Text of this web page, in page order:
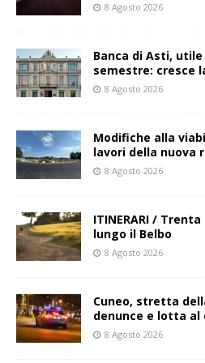
8 Agosto 2026
Banca di Asti,
semestre: cresce
8 Agosto 2026
Modifiche alla
lavori della nuova
8 Agosto 2026
ITINERARI /
lungo il Belbo
8 Agosto 2026
Cuneo, stretta
denunce e lotta al
8 Agosto 2026